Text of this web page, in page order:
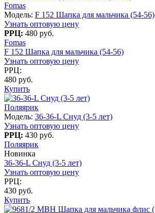
Fomas
Модель: F 152 Шапка для мальчика (54-56)
Узнать оптовую цену
РРЦ: 480 руб.
Fomas
F 152 Шапка для мальчика (54-56)
Узнать оптовую цену
РРЦ:
480 руб.
Купить
Поляярик
Модель: 36-36-L Снуд (3-5 лет)
Узнать оптовую цену
РРЦ: 430 руб.
Поляярик
Новинка
36-36-L Снуд (3-5 лет)
Узнать оптовую цену
РРЦ:
430 руб.
Купить